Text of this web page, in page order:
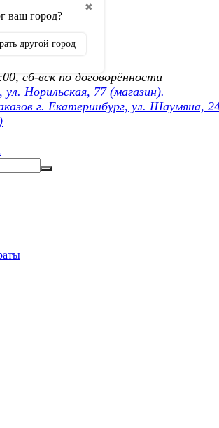
✖
ваш город?
другой город
сб-вск по договорённости
ул. Норильская, 77 (магазин).
г. Екатеринбург, ул. Шаумяна,